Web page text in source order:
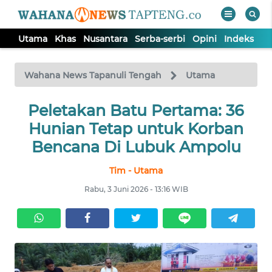
Utama Khas Nusantara Serba-serbi Opini Indeks
Wahana News Tapanuli Tengah Utama
Peletakan Batu Pertama: 36
Hunian Tetap untuk Korban
Bencana Di Lubuk Ampolu
Tim - Utama
Rabu, 3 Juni 2026 - 13:16 WIB
TV
Tutup
UTAMA
KHAS
SERBA-
SERBI
OPINI